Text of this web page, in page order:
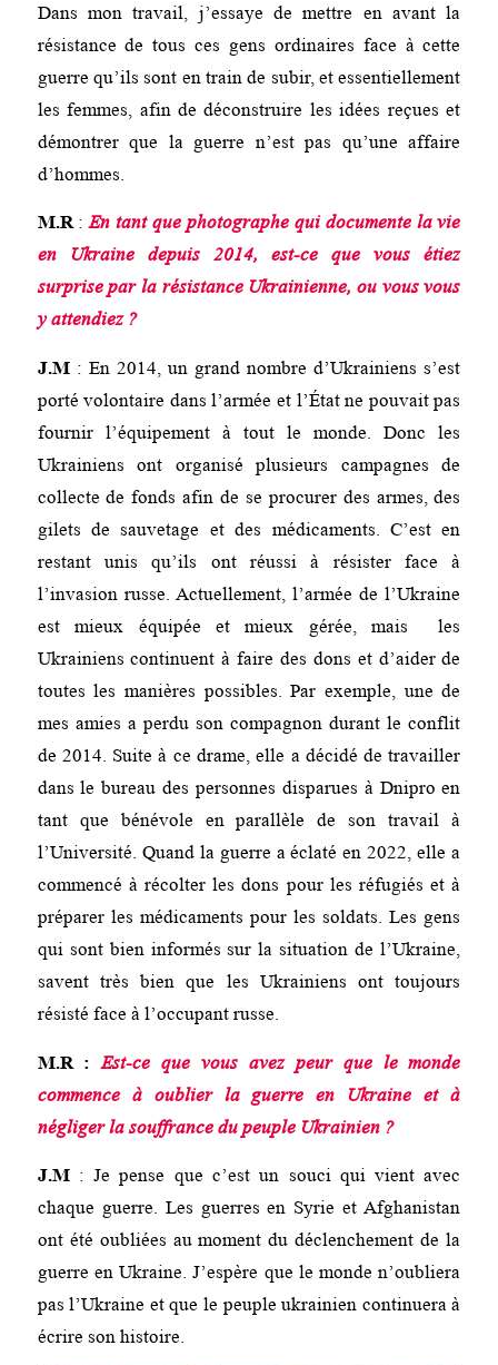
Dans mon travail, j’essaye de mettre en avant la
résistance de tous ces gens ordinaires face à cette
guerre qu’ils sont en train de subir, et essentiellement
les femmes, afin de déconstruire les idées reçues et
démontrer que la guerre n’est pas qu’une affaire
d’hommes.
M.R:En tant que photographe qui documente la vie
en Ukraine depuis 2014, est-ce que vous étiez
surprise par la résistance Ukrainienne, ou vous vous
y attendiez ?
J.M: En 2014, un grand nombre d’Ukrainiens s’est
porté volontaire dans l’armée et l’État ne pouvait pas
fournir l’équipement à tout le monde. Donc les
Ukrainiens ont organisé plusieurs campagnes de
collecte de fonds afin de se procurer des armes, des
gilets de sauvetage et des médicaments. C’est en
restant unis qu’ils ont réussi à résister face à
l’invasion russe. Actuellement, l’armée de l’Ukraine
est mieux équipée et mieux gérée, mais les
Ukrainiens continuent à faire des dons et d’aider de
toutes les manières possibles. Par exemple, une de
mes amies a perdu son compagnon durant le conflit
de 2014. Suite à ce drame, elle a décidé de travailler
dans le bureau des personnes disparues à Dnipro en
tant que bénévole en parallèle de son travail à
l’Université. Quand la guerre a éclaté en 2022, elle a
commencé à récolter les dons pour les réfugiés et à
préparer les médicaments pour les soldats. Les gens
qui sont bien informés sur la situation de l’Ukraine,
savent très bien que les Ukrainiens ont toujours
résisté face à l’occupant russe.
M.R : Est-ce que vous avez peur que le monde
commence à oublier la guerre en Ukraine et à
négliger la souffrance du peuple Ukrainien ?
J.M: Je pense que c’est un souci qui vient avec
chaque guerre. Les guerres en Syrie et Afghanistan
ont été oubliées au moment du déclenchement de la
guerre en Ukraine. J’espère que le monde n’oubliera
pas l’Ukraine et que le peuple ukrainien continuera à
écrire son histoire.